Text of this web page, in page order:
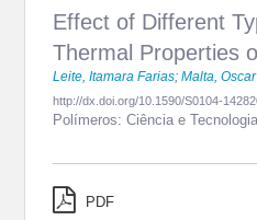
Effect of Different
Thermal Properties
Leite, Itamara Farias; Malta,
http://dx.doi.org/10.1590/S0104-
Polímeros: Ciência e
PDF